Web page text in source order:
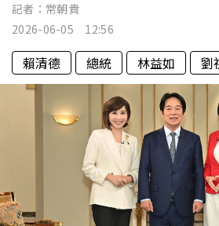
記者： 常朝貴
2026-06-05 12:56
賴清德 總統 林益如 劉